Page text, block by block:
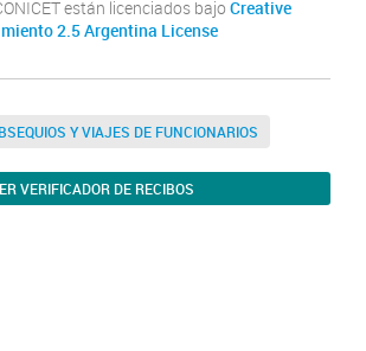
están licenciados bajo Creative
2.5 Argentina License
Y VIAJES DE FUNCIONARIOS
VERIFICADOR DE RECIBOS